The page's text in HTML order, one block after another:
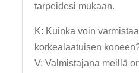
tarpeidesi mukaan.
K: Kuinka voin
korkealaatuisen
V: Valmistajana meillä